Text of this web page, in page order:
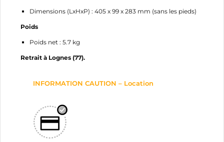
Dimensions (LxHxP) : 405 x 99 x 283 mm (sans les pieds)
Poids
Poids net : 5.7 kg
Retrait à Lognes (77).
INFORMATION CAUTION – Location